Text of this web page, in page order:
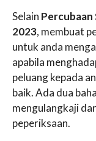
Selain Percubaan
2023, membuat
untuk anda
apabila
peluang kepada
baik. Ada dua
mengulangkaji
peperiksaan.